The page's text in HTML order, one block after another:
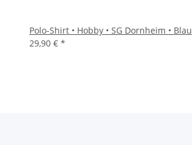
Polo-Shirt • Hobby • SG Dornheim • Blau
29,90 € *